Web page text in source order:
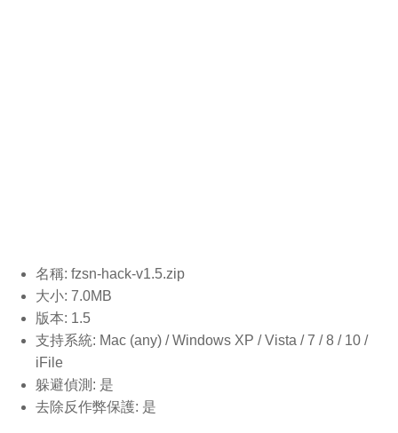
名稱: fzsn-hack-v1.5.zip
大小: 7.0MB
版本: 1.5
支持系統: Mac (any) / Windows XP / Vista / 7 / 8 / 10 /
iFile
躲避偵測: 是
去除反作弊保護: 是